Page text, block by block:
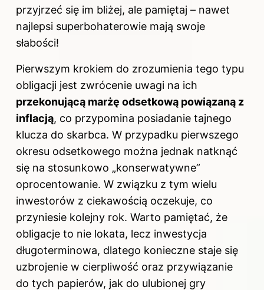
przyjrzeć się im bliżej, ale pamiętaj – nawet
najlepsi superbohaterowie mają swoje
słabości!
Pierwszym krokiem do zrozumienia tego typu
obligacji jest zwrócenie uwagi na ich
przekonującą marżę odsetkową powiązaną z
inflacją, co przypomina posiadanie tajnego
klucza do skarbca. W przypadku pierwszego
okresu odsetkowego można jednak natknąć
się na stosunkowo „konserwatywne”
oprocentowanie. W związku z tym wielu
inwestorów z ciekawością oczekuje, co
przyniesie kolejny rok. Warto pamiętać, że
obligacje to nie lokata, lecz inwestycja
długoterminowa, dlatego konieczne staje się
uzbrojenie w cierpliwość oraz przywiązanie
do tych papierów, jak do ulubionej gry